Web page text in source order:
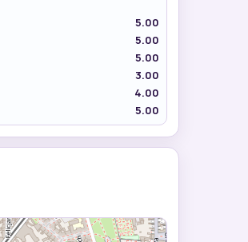
5.00
5.00
5.00
3.00
4.00
5.00